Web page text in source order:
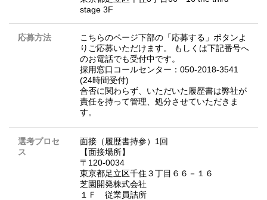
stage 3F
応募方法
こちらのページ下部の「応募する」ボタンよ
りご応募いただけます。 もしくは下記番号へ
のお電話でも受付中です。
採用窓口コールセンター：050-2018-3541
(24時間受付)
合否に関わらず、いただいた履歴書は弊社が
責任を持って管理、処分させていただきま
す。
選考プロセ
ス
面接（履歴書持参）1回
【面接場所】
〒120-0034
東京都足立区千住３丁目６６－１６
芝園開発株式会社
１Ｆ 従業員詰所